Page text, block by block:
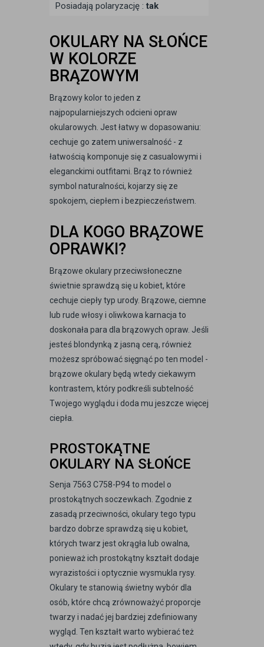
Posiadają polaryzację : tak
OKULARY NA SŁOŃCE
W KOLORZE
BRĄZOWYM
Brązowy kolor to jeden z
najpopularniejszych odcieni opraw
okularowych. Jest łatwy w dopasowaniu:
cechuje go zatem uniwersalność - z
łatwością komponuje się z casualowymi i
eleganckimi outfitami. Brąz to również
symbol naturalności, kojarzy się ze
spokojem, ciepłem i bezpieczeństwem.
DLA KOGO BRĄZOWE
OPRAWKI?
Brązowe okulary przeciwsłoneczne
świetnie sprawdzą się u kobiet, które
cechuje ciepły typ urody. Brązowe, ciemne
lub rude włosy i oliwkowa karnacja to
doskonała para dla brązowych opraw. Jeśli
jesteś blondynką z jasną cerą, również
możesz spróbować sięgnąć po ten model -
brązowe okulary będą wtedy ciekawym
kontrastem, który podkreśli subtelność
Twojego wyglądu i doda mu jeszcze więcej
ciepła.
PROSTOKĄTNE
OKULARY NA SŁOŃCE
Senja 7563 C758-P94 to model o
prostokątnych soczewkach. Zgodnie z
zasadą przeciwności, okulary tego typu
bardzo dobrze sprawdzą się u kobiet,
których twarz jest okrągła lub owalna,
ponieważ ich prostokątny kształt dodaje
wyrazistości i optycznie wysmukla rysy.
Okulary te stanowią świetny wybór dla
osób, które chcą zrównoważyć proporcje
twarzy i nadać jej bardziej zdefiniowany
wygląd. Ten kształt warto wybierać też